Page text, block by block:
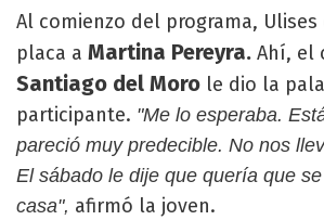
Al comienzo del programa,
placa a Martina Pereyra. Ahí, el
Santiago del Moro le dio la
participante. "Me lo esperaba.
pareció muy predecible. No nos
El sábado le dije que quería que
casa", afirmó la joven.